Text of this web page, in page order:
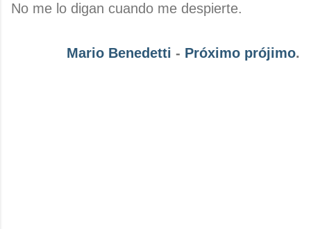
No me lo digan cuando me despierte.
Mario Benedetti - Próximo prójimo.